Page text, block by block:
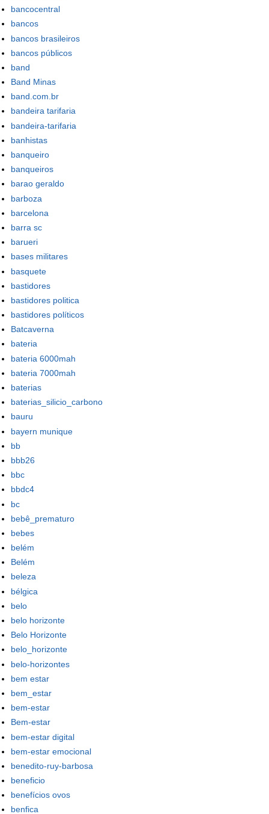
bancocentral
bancos
bancos brasileiros
bancos públicos
band
Band Minas
band.com.br
bandeira tarifaria
bandeira-tarifaria
banhistas
banqueiro
banqueiros
barao geraldo
barboza
barcelona
barra sc
barueri
bases militares
basquete
bastidores
bastidores politica
bastidores políticos
Batcaverna
bateria
bateria 6000mah
bateria 7000mah
baterias
baterias_silicio_carbono
bauru
bayern munique
bb
bbb26
bbc
bbdc4
bc
bebê_prematuro
bebes
belém
Belém
beleza
bélgica
belo
belo horizonte
Belo Horizonte
belo_horizonte
belo-horizontes
bem estar
bem_estar
bem-estar
Bem-estar
bem-estar digital
bem-estar emocional
benedito-ruy-barbosa
beneficio
benefícios ovos
benfica